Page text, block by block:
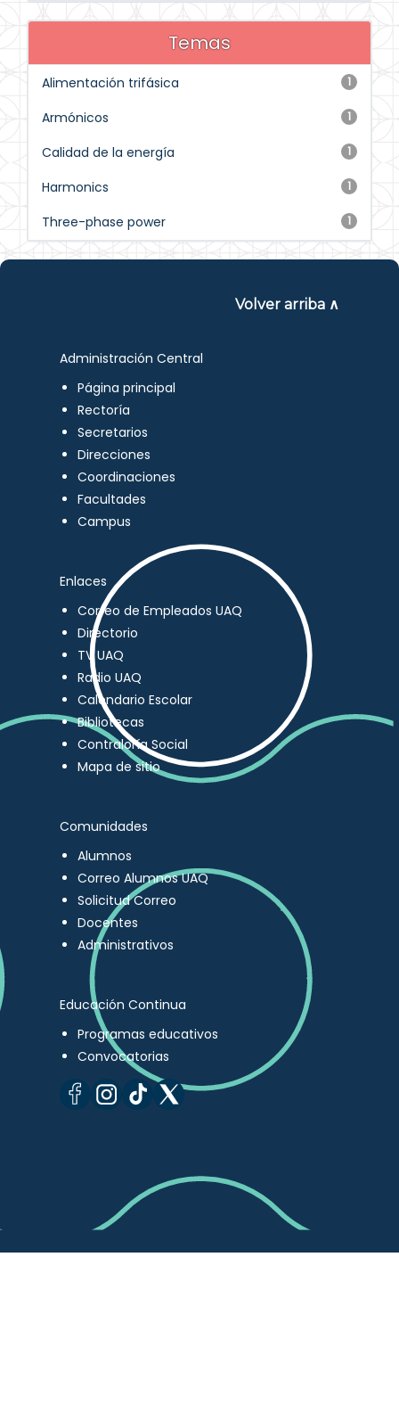
Temas
1
Alimentación trifásica
1
Armónicos
1
Calidad de la energía
1
Harmonics
1
Three-phase power
Volver arriba ∧
Administración Central
Página principal
Rectoría
Secretarios
Direcciones
Coordinaciones
Facultades
Campus
Enlaces
Correo de Empleados UAQ
Directorio
TV UAQ
Radio UAQ
Calendario Escolar
Bibliotecas
Contraloría Social
Mapa de sitio
Comunidades
Alumnos
Correo Alumnos UAQ
Solicitud Correo
Docentes
Administrativos
Educación Continua
Programas educativos
Convocatorias